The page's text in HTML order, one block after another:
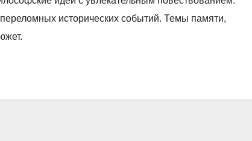
исторических событий. Темы памяти,